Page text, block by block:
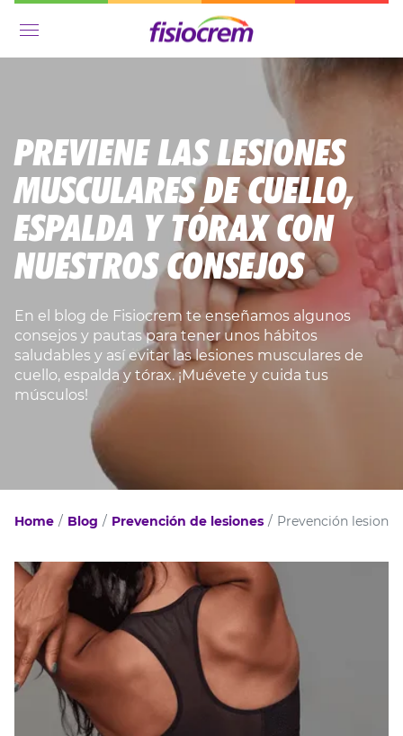
Menú
PREVIENE LAS LESIONES
MUSCULARES DE CUELLO,
ESPALDA Y TÓRAX CON
NUESTROS CONSEJOS
En el blog de Fisiocrem te enseñamos algunos
consejos y pautas para tener unos hábitos
saludables y así evitar las lesiones musculares de
cuello, espalda y tórax. ¡Muévete y cuida tus
músculos!
Home Blog Prevención de lesiones Prevención